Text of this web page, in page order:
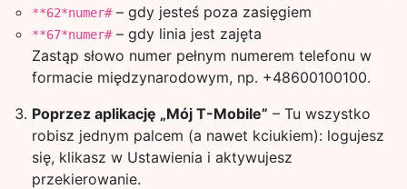
**62*numer#– gdy jesteś poza zasięgiem
**67*numer#– gdy linia jest zajęta
Zastąp słowo numer pełnym numerem telefonu w
formacie międzynarodowym, np. +48600100100.
Poprzez aplikację „Mój T-Mobile” – Tu wszystko
robisz jednym palcem (a nawet kciukiem): logujesz
się, klikasz w Ustawienia i aktywujesz
przekierowanie.